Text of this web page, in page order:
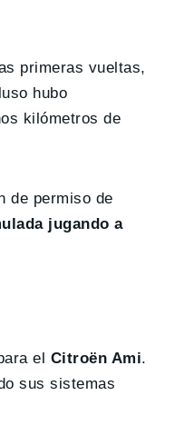
primeras vueltas,
hubo
kilómetros de
de permiso de
jugando a
el Citroën Ami.
sus sistemas